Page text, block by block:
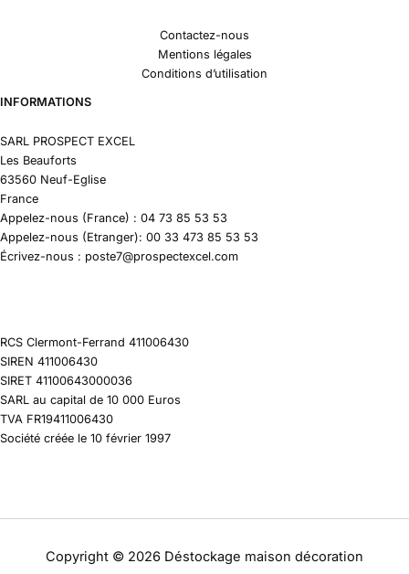
Contactez-nous
Mentions légales
Conditions d’utilisation
INFORMATIONS
SARL PROSPECT EXCEL
Les Beauforts
63560 Neuf-Eglise
France
Appelez-nous (France) : 04 73 85 53 53
Appelez-nous (Etranger): 00 33 473 85 53 53
Écrivez-nous : poste7@prospectexcel.com
RCS Clermont-Ferrand 411006430
SIREN 411006430
SIRET 41100643000036
SARL au capital de 10 000 Euros
TVA FR19411006430
Société créée le 10 février 1997
Copyright © 2026 Déstockage maison décoration